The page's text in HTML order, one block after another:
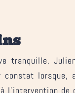
tranquille.
constat lorsque,
l’intervention de